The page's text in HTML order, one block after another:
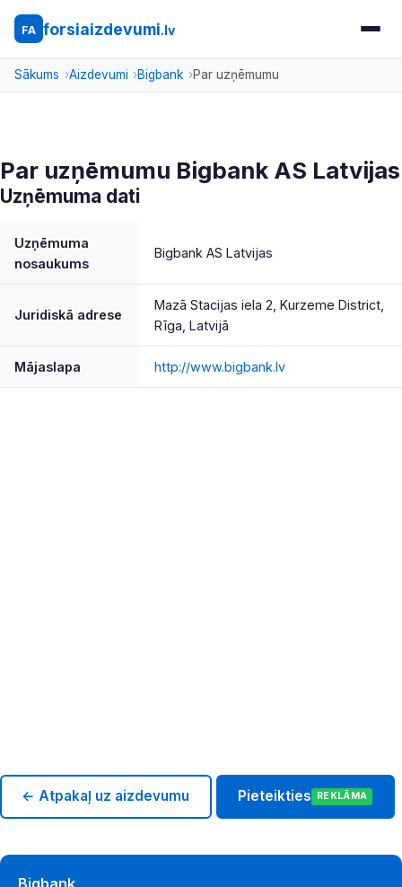
FA forsiaizdevumi.lv
Sākums Aizdevumi Bigbank Par uzņēmumu
Par uzņēmumu Bigbank AS Latvijas
Uzņēmuma dati
Uzņēmuma
nosaukums
Bigbank AS Latvijas
Juridiskā adrese
Mazā Stacijas iela 2, Kurzeme District,
Rīga, Latvijā
Mājaslapa http://www.bigbank.lv
← Atpakaļ uz aizdevumu Pieteikties REKLĀMA
Bigbank